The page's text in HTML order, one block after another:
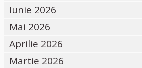
Iunie 2026
Mai 2026
Aprilie 2026
Martie 2026